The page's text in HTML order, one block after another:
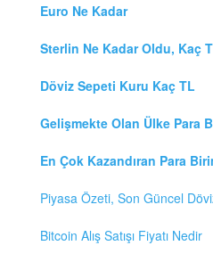
Euro Ne Kadar
Sterlin Ne Kadar Oldu, Kaç
Döviz Sepeti Kuru Kaç TL
Gelişmekte Olan Ülke Para
En Çok Kazandıran Para
Piyasa Özeti, Son Güncel
Bitcoin Alış Satışı Fiyatı Nedir